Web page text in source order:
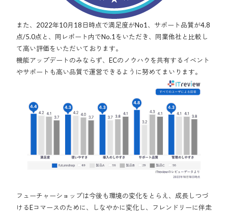
また、2022年10月18日時点で満足度がNo1、サポート品質が4.8
点/5.0点と、同レポート内でNo.1をいただき、同業他社と比較し
て高い評価をいただいております。
機能アップデートのみならず、ECのノウハウを共有するイベント
やサポートも高い品質で運営できるように努めてまいります。
フューチャーショップは今後も環境の変化をとらえ、成長しつづ
けるEコマースのために、しなやかに変化し、フレンドリーに伴走